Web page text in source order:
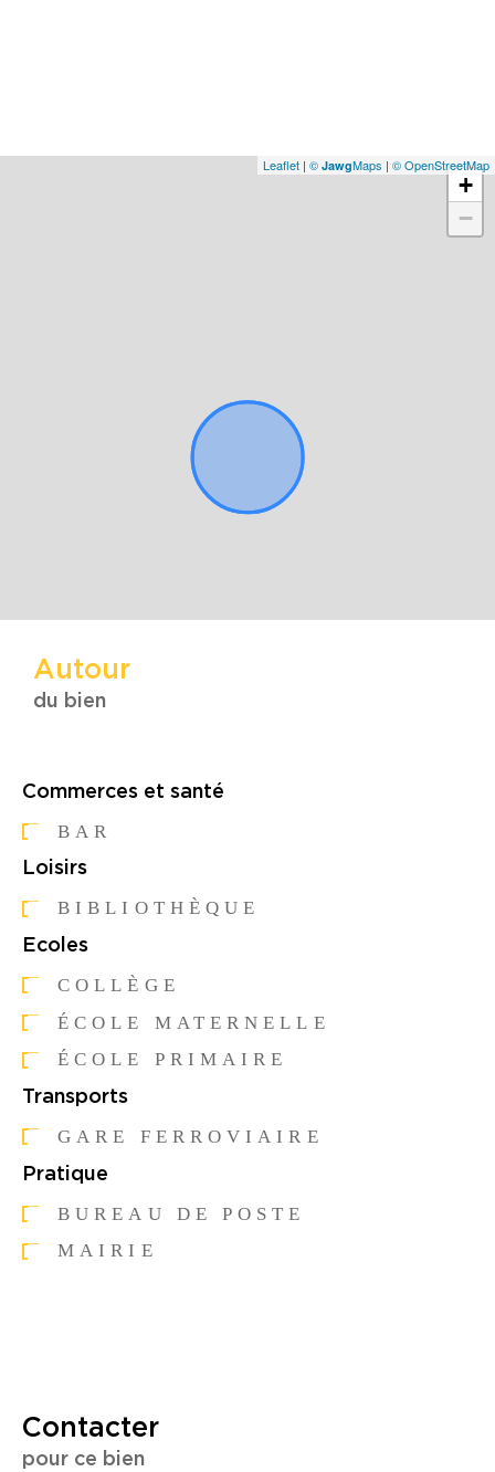
+
−
Leaflet | © JawgMaps | © OpenStreetMap
Autour
du bien
Commerces et santé
BAR
Loisirs
BIBLIOTHÈQUE
Ecoles
COLLÈGE
ÉCOLE MATERNELLE
ÉCOLE PRIMAIRE
Transports
GARE FERROVIAIRE
Pratique
BUREAU DE POSTE
MAIRIE
Contacter
pour ce bien